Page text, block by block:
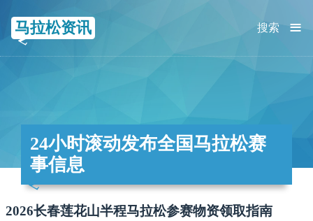
马拉松资讯 ≡
搜索
24小时滚动发布全国马拉松赛
事信息
2026长春莲花山半程马拉松参赛物资领取指南